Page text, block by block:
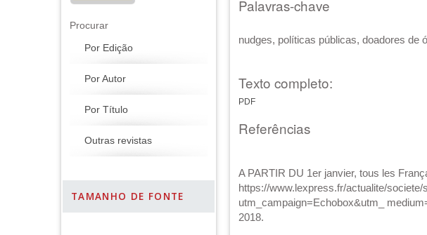
Procurar
Por Edição
Por Autor
Por Título
Outras revistas
TAMANHO DE FONTE
Palavras-chave
nudges, políticas públicas, doadores de
Texto completo:
PDF
Referências
A PARTIR DU 1er janvier, tous les
https://www.lexpress.fr/actualite/
utm_campaign=Echobox&utm_
2018.